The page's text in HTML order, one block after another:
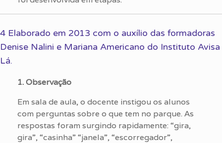
4 Elaborado em 2013 com o auxílio das formadoras
Denise Nalini e Mariana Americano do Instituto Avisa
Lá.
1. Observação
Em sala de aula, o docente instigou os alunos
com perguntas sobre o que tem no parque. As
respostas foram surgindo rapidamente: “gira,
gira”, “casinha” “janela”, “escorregador”,